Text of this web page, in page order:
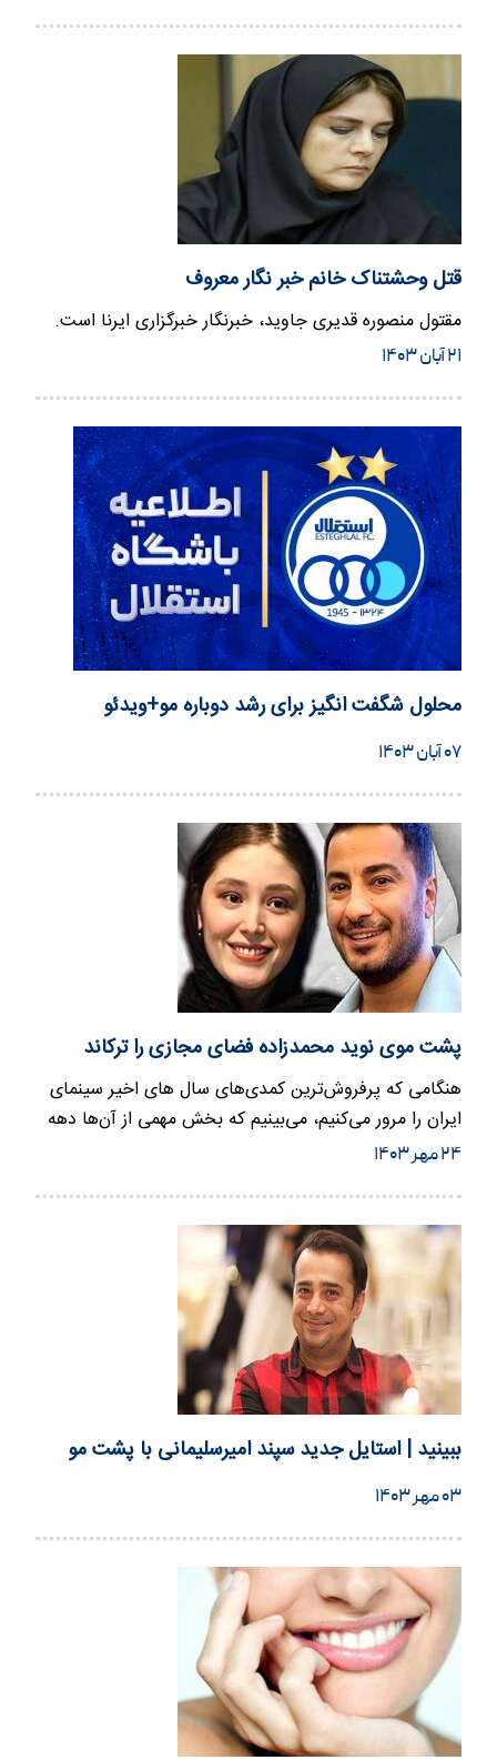
قتل وحشتناک خانم خبر نگار معروف
مقتول منصوره قدیری جاوید، خبرنگار خبرگزاری ایرنا است.
۲۱ آبان ۱۴۰۳
محلول شگفت انگیز برای رشد دوباره مو+ویدئو
۰۷ آبان ۱۴۰۳
پشت موی نوید محمدزاده فضای مجازی را ترکاند
هنگامی که پرفروش‌ترین کمدی‌های سال های اخیر سینمای
ایران را مرور می‌کنیم، می‌بینیم که بخش مهمی از آن‌ها دهه
۶۰ را برای…
۲۴ مهر ۱۴۰۳
ببینید | استایل جدید سپند امیرسلیمانی با پشت مو
۰۳ مهر ۱۴۰۳